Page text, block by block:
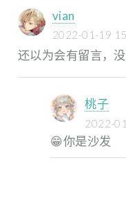
vian
2022-01-19
还以为会有留言，
桃子
2022-
😁你是沙发